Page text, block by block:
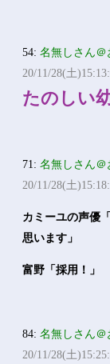
54:名無しさん＠
20/11/28(土
たのしい
71:名無しさん＠
20/11/28(土
カミーユの声優
思います」
富野「採用！」
84:名無しさん＠
20/11/28(土